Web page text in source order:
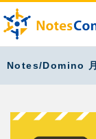
Notes/Domino 月